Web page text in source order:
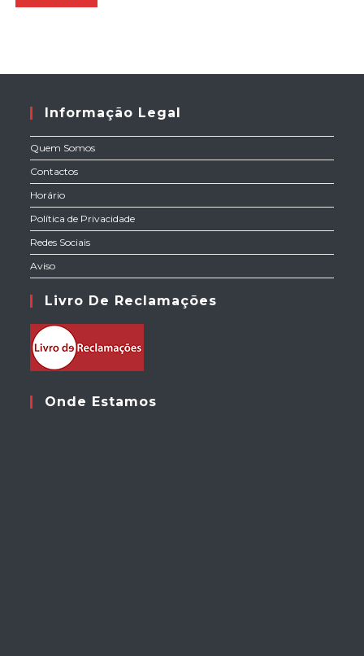
Informação Legal
Quem Somos
Contactos
Horário
Política de Privacidade
Redes Sociais
Aviso
Livro De Reclamações
Onde Estamos